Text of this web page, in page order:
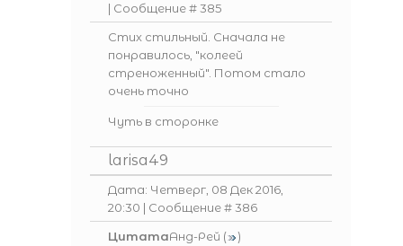
| Сообщение #385
Стих стильный. Сначала не
понравилось, "колеей
стреноженный". Потом стало
очень точно
Чуть в сторонке
larisa49
Дата: Четверг, 08 Дек 2016,
20:30 | Сообщение #386
ЦитатаАнд-Рей (
)